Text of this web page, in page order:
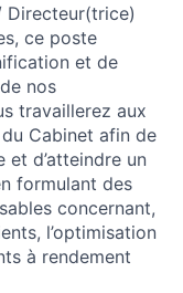
Directeur(trice)
ce poste
et de
nos
travaillerez aux
Cabinet afin de
et d’atteindre un
formulant des
concernant,
l’optimisation
à rendement